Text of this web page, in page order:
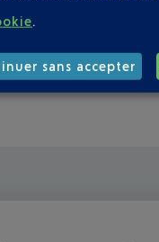
une trentaine de
Taxi, situé devant
nuit.
sans accepter